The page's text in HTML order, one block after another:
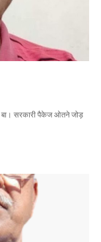
बा। सरकारी पैकेज ओतने जोड़